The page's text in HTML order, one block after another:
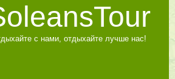
с нами, отдыхайте лучше нас!